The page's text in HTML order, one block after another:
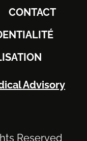
CONTACT
Advisory
Reserved